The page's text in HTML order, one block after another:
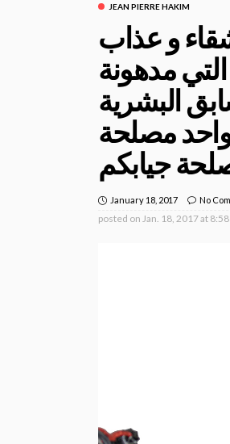
JEAN PIERRE HAKIM
و عذاب
مدهونة
البشرية
مصلحة
جيابكم
January 18, 2017 No
posted on Jan. 18, 2017 at